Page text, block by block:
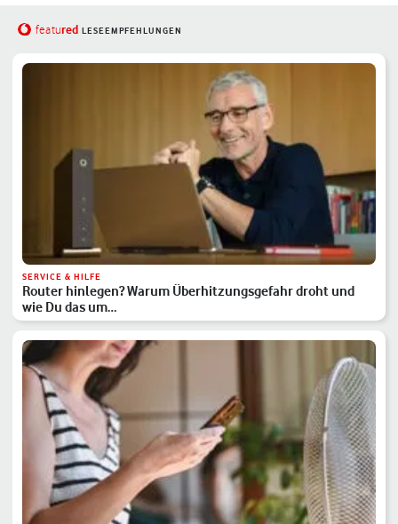
featured LESEEMPFEHLUNGEN
SERVICE & HILFE
Router hinlegen? Warum Überhitzungsgefahr droht und
wie Du das um…